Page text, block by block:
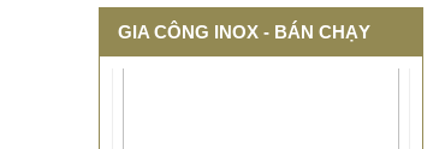
GIA CÔNG INOX - BÁN CHẠY